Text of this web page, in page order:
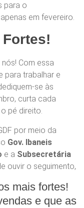
para o
em fevereiro.
Com essa
para trabalhar e
se às
curta cada
pé direito.
por meio da
Gov. Ibaneis
e a Subsecretária
ouvir o seguimento,
mais fortes!
e que as